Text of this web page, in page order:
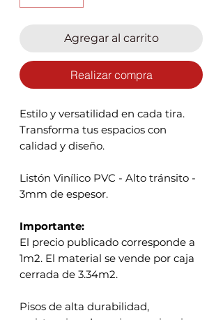
Agregar al carrito
Realizar compra
Estilo y versatilidad en cada tira.
Transforma tus espacios con
calidad y diseño.
Listón Vinílico PVC - Alto tránsito -
3mm de espesor.
Importante:
El precio publicado corresponde a
1m2. El material se vende por caja
cerrada de 3.34m2.
Pisos de alta durabilidad,